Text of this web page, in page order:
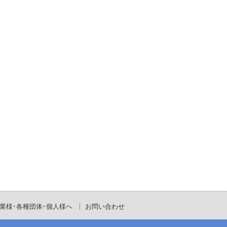
様･各種団体･個人様へ お問い合わせ